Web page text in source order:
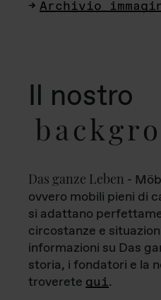
Archivio
Il nostro
Das ganze Leben -
ovvero mobili pieni di
si adattano
circostanze e
informazioni su Das
storia, i fondatori e la
troverete qui.